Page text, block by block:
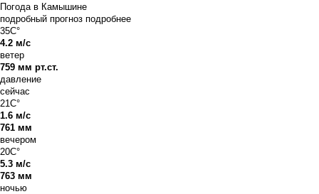
Погода в Камышине
подробный прогноз подробнее
35C°
4.2 м/с
ветер
759 мм рт.ст.
давление
сейчас
21C°
1.6 м/с
761 мм
вечером
20C°
5.3 м/с
763 мм
ночью